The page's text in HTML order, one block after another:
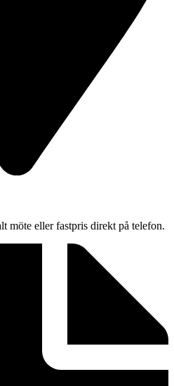
möte eller fastpris direkt på telefon.